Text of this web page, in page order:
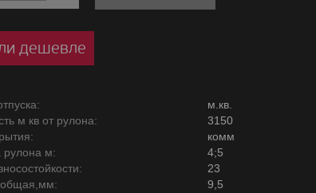
дешевле
м.кв.
м кв от рулона:
3150
комм
м:
4;5
23
общая,мм:
9,5